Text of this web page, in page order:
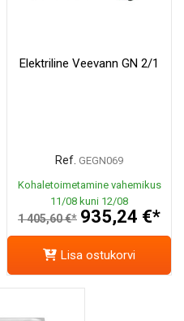
Elektriline Veevann GN 2/1
Ref. GEGN069
Kohaletoimetamine vahemikus
11/08 kuni 12/08
1 405,60 €* 935,24 €*
Lisa ostukorvi